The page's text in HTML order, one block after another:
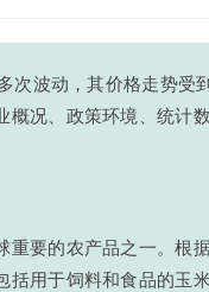
次波动，其价格走势
概况、政策环境、统计
重要的农产品之一。根
用于饲料和食品的玉